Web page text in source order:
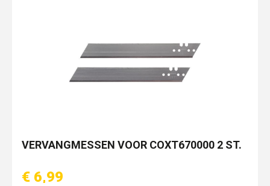
VERVANGMESSEN VOOR COXT670000 2 ST.
€ 6,99